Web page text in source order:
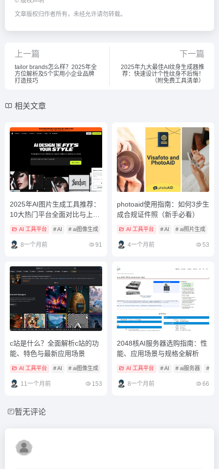
文章版权归作者所有，未经允许请勿转载。
上一篇
tailor brands怎么样？2025年全
方位解析及5个实用小企业品牌
打造技巧
下一篇
2025年九大最佳AI纹身生成器推
荐：快速设计个性纹身不后悔！
（附免费工具清单）
相关文章
2025年AI图片生成工具推荐：
10大热门平台全面对比与上手
AI 工具平台 # AI # ai图像生成 # ai图像生成工具
8一个月前 91
photoaid使用指南：如何3步生
成合规证件照（新手必看）
AI 工具平台 # AI # ai照片生成
4一个月前 53
c站是什么？全面解析c站的功
能、特色与最新应用场景
AI 工具平台 # AI # ai图像生成 # ai图像生成工具
11一个月前 153
2048核AI服务器选购指南：性
能、应用场景与规格全解析
AI 工具平台 # AI # ai服务器 # ai
8一个月前 66
暂无评论